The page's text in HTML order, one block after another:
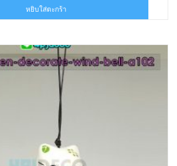
was:
฿220.00.฿99.00.
หยิบใส่ตะกร้า